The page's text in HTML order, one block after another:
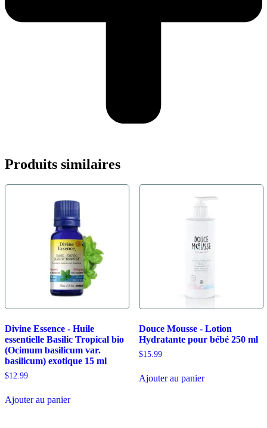
Produits similaires
Divine Essence - Huile
essentielle Basilic Tropical bio
(Ocimum basilicum var.
basilicum) exotique 15 ml
$12.99
Ajouter au panier
Douce Mousse - Lotion
Hydratante pour bébé 250 ml
$15.99
Ajouter au panier